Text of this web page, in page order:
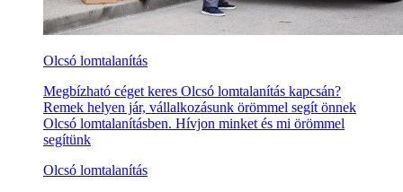
Olcsó lomtalanítás
Megbízható céget keres Olcsó lomtalanítás kapcsán?
Remek helyen jár, vállalkozásunk örömmel segít önnek
Olcsó lomtalanításben. Hívjon minket és mi örömmel
segítünk
Olcsó lomtalanítás